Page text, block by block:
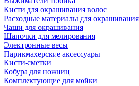
Кисти для окрашивания волос
Расходные материалы для окрашивания
Чаши для окрашивания
Шапочки для мелирования
Электронные весы
Парикмахерские аксессуары
Кисти-сметки
Кобура для ножниц
Комплектующие для мойки